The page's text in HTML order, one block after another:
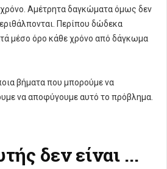
χρόνο. Αμέτρητα δαγκώματα όμως δεν
Περίπου δώδεκα
μέσο όρο κάθε χρόνο από δάγκωμα
βήματα που μπορούμε να
να αποφύγουμε αυτό το πρόβλημα.
δεν είναι ...